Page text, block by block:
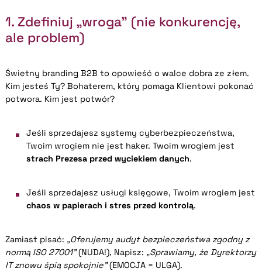
1. Zdefiniuj „wroga” (nie konkurencję,
ale problem)
Świetny branding B2B to opowieść o walce dobra ze złem.
Kim jesteś Ty? Bohaterem, który pomaga Klientowi pokonać
potwora. Kim jest potwór?
Jeśli sprzedajesz systemy cyberbezpieczeństwa,
Twoim wrogiem nie jest haker. Twoim wrogiem jest
strach Prezesa przed wyciekiem danych.
Jeśli sprzedajesz usługi księgowe, Twoim wrogiem jest
chaos w papierach i stres przed kontrolą.
Zamiast pisać: „Oferujemy audyt bezpieczeństwa zgodny z
normą ISO 27001”(NUDA!), Napisz: „Sprawiamy, że Dyrektorzy
IT znowu śpią spokojnie”(EMOCJA = ULGA).